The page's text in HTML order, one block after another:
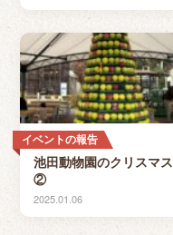
イベントの報告
池田動物園のクリスマス
②
2025.01.06